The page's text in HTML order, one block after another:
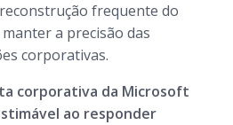
frequente do
a precisão das
corporativas.
corporativa da Microsoft
ao responder